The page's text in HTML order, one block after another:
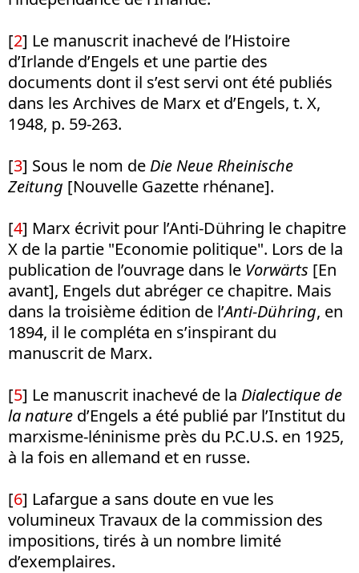
[2] Le manuscrit inachevé de l’Histoire
d’Irlande d’Engels et une partie des
documents dont il s’est servi ont été publiés
dans les Archives de Marx et d’Engels, t. X,
1948, p. 59-263.
[3] Sous le nom de Die Neue Rheinische
Zeitung [Nouvelle Gazette rhénane].
[4] Marx écrivit pour l’Anti-Dühring le chapitre
X de la partie "Economie politique". Lors de la
publication de l’ouvrage dans le Vorwärts [En
avant], Engels dut abréger ce chapitre. Mais
dans la troisième édition de l’Anti-Dühring, en
1894, il le compléta en s’inspirant du
manuscrit de Marx.
[5] Le manuscrit inachevé de la Dialectique de
la nature d’Engels a été publié par l’Institut du
marxisme-léninisme près du P.C.U.S. en 1925,
à la fois en allemand et en russe.
[6] Lafargue a sans doute en vue les
volumineux Travaux de la commission des
impositions, tirés à un nombre limité
d’exemplaires.